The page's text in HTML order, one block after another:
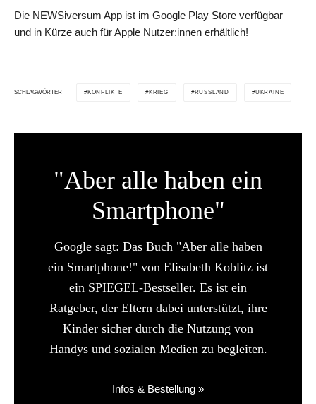
Die NEWSiversum App ist im Google Play Store verfügbar
und in Kürze auch für Apple Nutzer:innen erhältlich!
SCHLAGWÖRTER KONFLIKTE KRIEG RUSSLAND UKRAINE
"Aber alle haben ein
Smartphone"
Google sagt: Das Buch "Aber alle haben
ein Smartphone!" von Elisabeth Koblitz ist
ein SPIEGEL-Bestseller. Es ist ein
Ratgeber, der Eltern dabei unterstützt, ihre
Kinder sicher durch die Nutzung von
Handys und sozialen Medien zu begleiten.
Infos & Bestellung »